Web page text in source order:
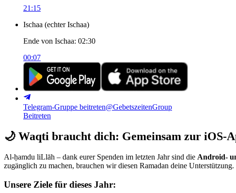
21:15
Ischaa (echter Ischaa)
Ende von Ischaa: 02:30
00:07
Telegram-Gruppe beitreten@GebetszeitenGroup
Beitreten
🌙 Waqti braucht dich: Gemeinsam zur iOS-
Al-ḥamdu liLlāh – dank eurer Spenden im letzten Jahr sind die Android-
zugänglich zu machen, brauchen wir diesen Ramadan deine Unterstützung.
Unsere Ziele für dieses Jahr: